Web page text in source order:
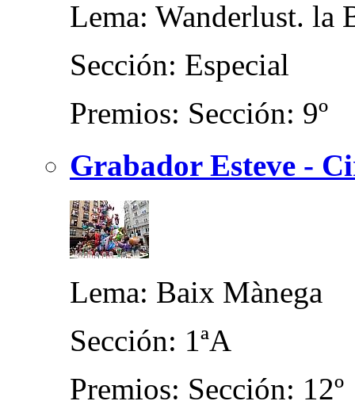
Lema: Wanderlust. la
Sección: Especial
Premios: Sección: 9º
Grabador Esteve -
Lema: Baix Mànega
Sección: 1ªA
Premios: Sección: 12º